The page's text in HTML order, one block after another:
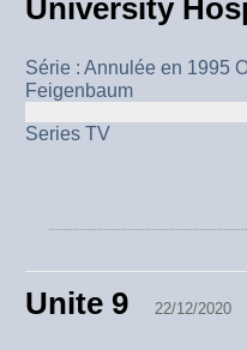
University
Série : Annulée en 1995
Feigenbaum
Series TV
Unite 9 22/12/2020